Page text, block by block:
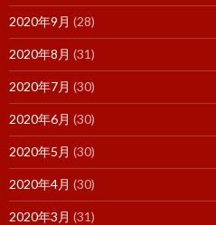
2020年9月 (28)
2020年8月 (31)
2020年7月 (30)
2020年6月 (30)
2020年5月 (30)
2020年4月 (30)
2020年3月 (31)